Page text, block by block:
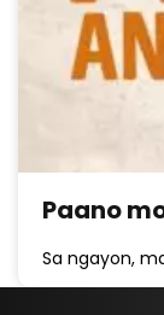
Paano
Sa ngayon,